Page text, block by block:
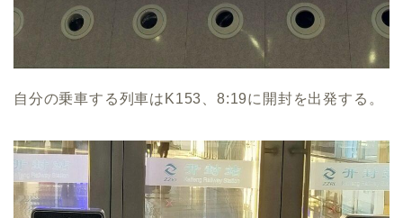
自分の乗車する列車はK153、8:19に開封を出発する。